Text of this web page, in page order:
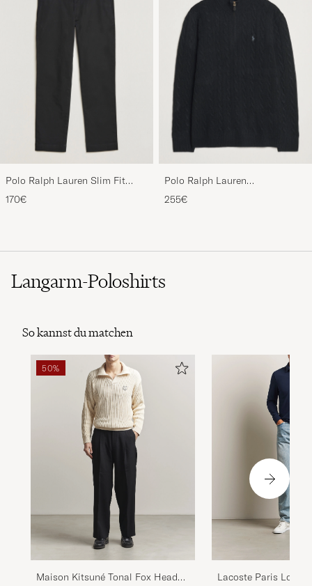
Polo Ralph Lauren Slim Fit
Stretch Chinos Black
170€
Polo Ralph Lauren
Wool/Cashmere Cable Half Zip
Polo Black
255€
Langarm-Poloshirts
So kannst du matchen
50%
Maison Kitsuné Tonal Fox Head
Lacoste Paris Long